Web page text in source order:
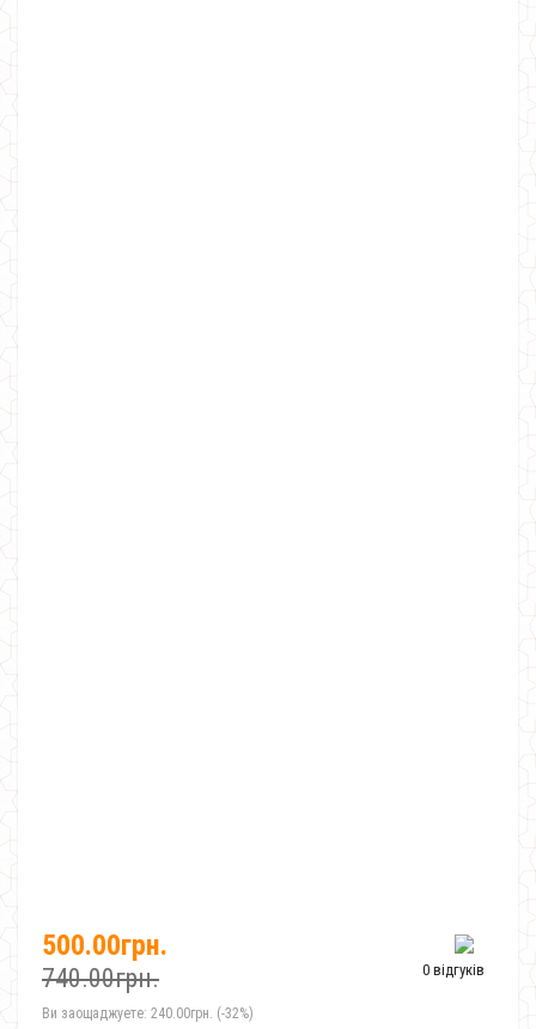
0 відгуків
500.00грн.
740.00грн.
Ви заощаджуете: 240.00грн. (-32%)